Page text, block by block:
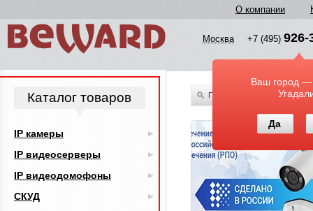
О компании
Москва +7 (495) 926-
Ваш город —
Да
По всему каталогу
Каталог товаров
IP камеры
IP видеосерверы
IP видеодомофоны
СКУД